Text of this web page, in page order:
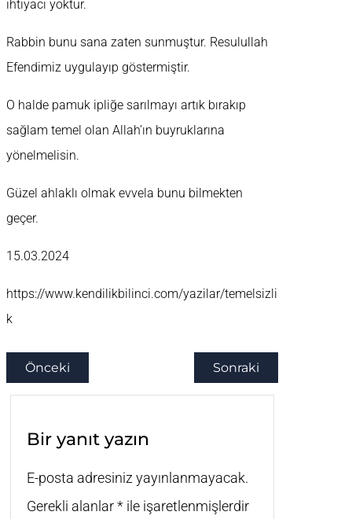
ihtiyacı yoktur.
Rabbin bunu sana zaten sunmuştur. Resulullah
Efendimiz uygulayıp göstermiştir.
O halde pamuk ipliğe sarılmayı artık bırakıp
sağlam temel olan Allah’ın buyruklarına
yönelmelisin.
Güzel ahlaklı olmak evvela bunu bilmekten
geçer.
15.03.2024
https://www.kendilikbilinci.com/yazilar/temelsizli
k
Önceki Sonraki
Bir yanıt yazın
E-posta adresiniz yayınlanmayacak.
Gerekli alanlar* ile işaretlenmişlerdir